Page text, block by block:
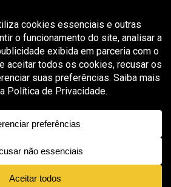
"bayden produtor"
7 meses ago
a promessa do trap que mistura
estética de rua , lança o EP